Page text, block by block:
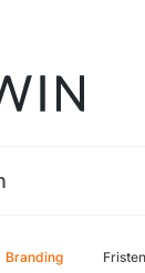
Branding Fristen